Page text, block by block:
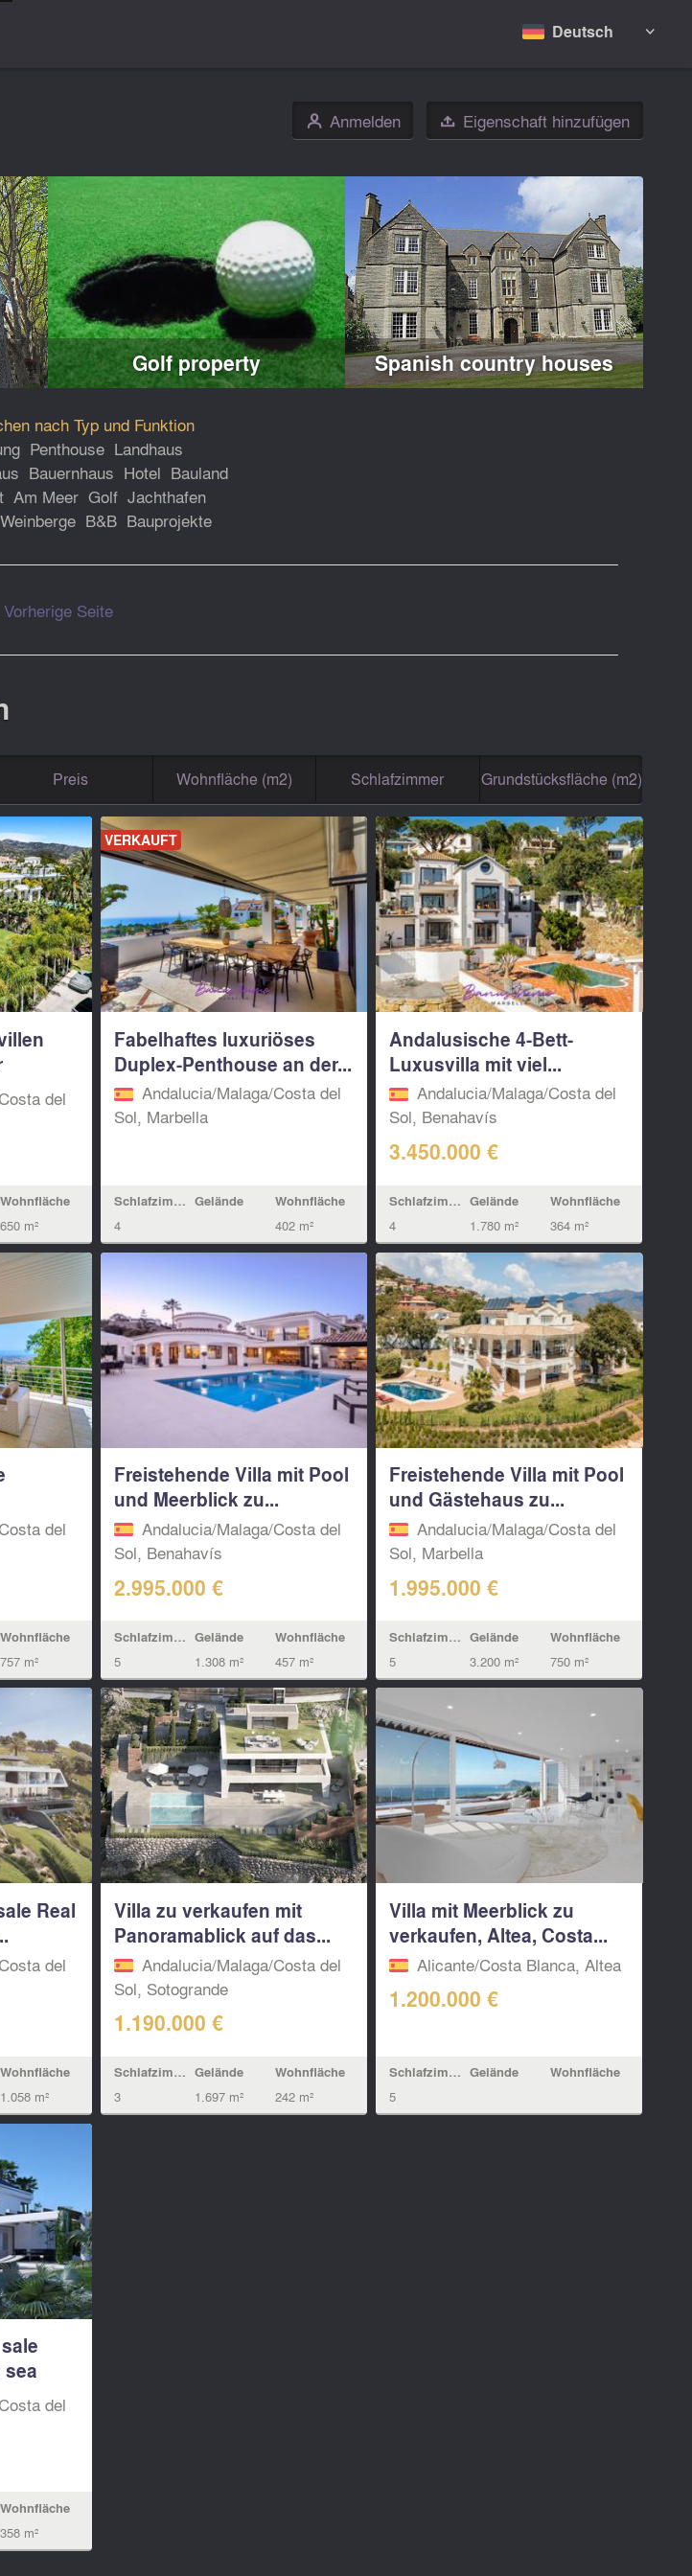
Deutsch 
👤 Anmelden  Eigenschaft hinzufügen
Golf property Spanish country houses
nach Typ und Funktion
Penthouse Landhaus
Bauernhaus Hotel Bauland
Am Meer Golf Jachthafen
Weinberge B&B Bauprojekte
Seite
Preis Wohnfläche (m2) Schlafzimmer Grundstücksfläche (m2)
del
Wohnfläche
650 m²
VERKAUFT
Fabelhaftes luxuriöses
Duplex-Penthouse an der...
Andalucia/Malaga/Costa del
Sol, Marbella
Schlafzimmern
4
Gelände Wohnfläche
402 m²
Andalusische 4-Bett-
Luxusvilla mit viel...
Andalucia/Malaga/Costa del
Sol, Benahavís
3.450.000 €
Schlafzimmern
4
Gelände
1.780 m²
Wohnfläche
364 m²
del
Wohnfläche
757 m²
Freistehende Villa mit Pool
und Meerblick zu...
Andalucia/Malaga/Costa del
Sol, Benahavís
2.995.000 €
Schlafzimmern
5
Gelände
1.308 m²
Wohnfläche
457 m²
Freistehende Villa mit Pool
und Gästehaus zu...
Andalucia/Malaga/Costa del
Sol, Marbella
1.995.000 €
Schlafzimmern
5
Gelände
3.200 m²
Wohnfläche
750 m²
Real
del
Wohnfläche
1.058 m²
Villa zu verkaufen mit
Panoramablick auf das...
Andalucia/Malaga/Costa del
Sol, Sotogrande
1.190.000 €
Schlafzimmern
3
Gelände
1.697 m²
Wohnfläche
242 m²
Villa mit Meerblick zu
verkaufen, Altea, Costa...
Alicante/Costa Blanca, Altea
1.200.000 €
Schlafzimmern
5
Gelände Wohnfläche
del
Wohnfläche
358 m²